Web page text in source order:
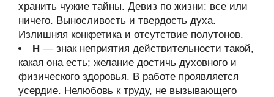
хранить чужие тайны. Девиз по жизни: все или
ничего. Выносливость и твердость духа.
Излишняя конкретика и отсутствие полутонов.
Н — знак неприятия действительности такой,
какая она есть; желание достичь духовного и
физического здоровья. В работе проявляется
усердие. Нелюбовь к труду, не вызывающего